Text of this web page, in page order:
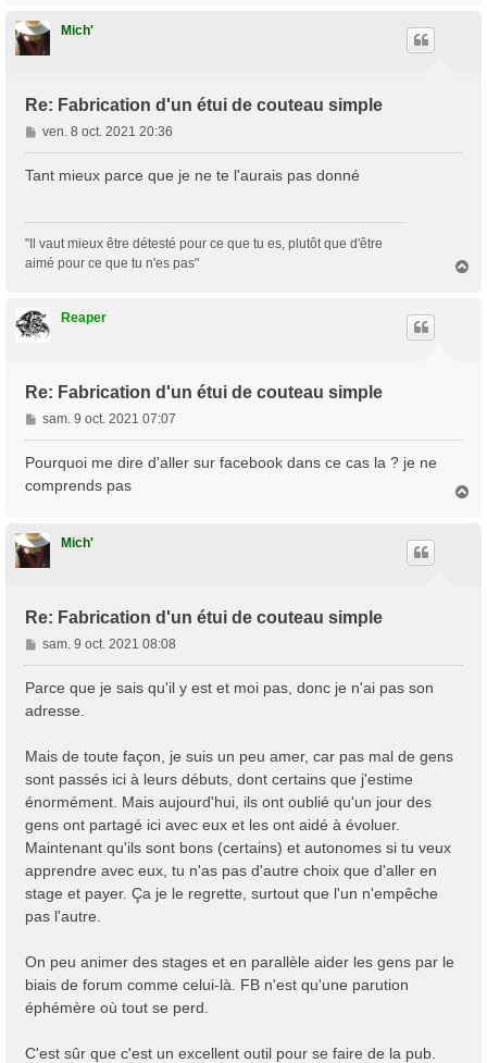
Mich'
Re: Fabrication d'un étui de couteau simple
M
e
s
e
ven. 8 oct. 2021 20:36
Tant mieux parce que je ne te l'aurais pas donné
"Il vaut mieux être détesté pour ce que tu es, plutôt que d'être
aimé pour ce que tu n'es pas"
Reaper
Re: Fabrication d'un étui de couteau simple
M
e
s
a
e
sam. 9 oct. 2021 07:07
Pourquoi me dire d'aller sur facebook dans ce cas la ? je ne
comprends pas
Mich'
Re: Fabrication d'un étui de couteau simple
M
e
a
e
sam. 9 oct. 2021 08:08
Parce que je sais qu'il y est et moi pas, donc je n'ai pas son
adresse.
Mais de toute façon, je suis un peu amer, car pas mal de gens
sont passés ici à leurs débuts, dont certains que j'estime
énormément. Mais aujourd'hui, ils ont oublié qu'un jour des
gens ont partagé ici avec eux et les ont aidé à évoluer.
Maintenant qu'ils sont bons (certains) et autonomes si tu veux
apprendre avec eux, tu n'as pas d'autre choix que d'aller en
stage et payer. Ça je le regrette, surtout que l'un n'empêche
pas l'autre.
On peu animer des stages et en parallèle aider les gens par le
biais de forum comme celui-là. FB n'est qu'une parution
éphémère où tout se perd.
C'est sûr que c'est un excellent outil pour se faire de la pub.